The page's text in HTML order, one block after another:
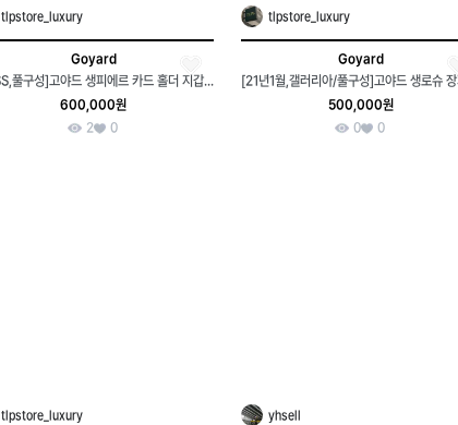
tlpstore_luxury
Goyard
[23SS,풀구성]고야드 생피에르 카드 홀더 지갑 블랙 탄
600,000원
2
0
tlpstore_luxury
Goyard
500,000원
0
0
tlpstore_luxury yhsell